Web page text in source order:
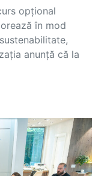
opțional
în mod
anunță că la